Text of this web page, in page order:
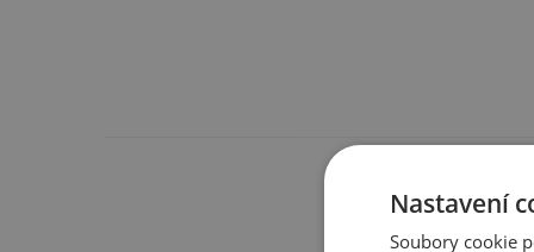
Minimální trvanlivost:
Nastavení
Soubory cookie